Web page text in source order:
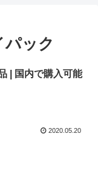
パック
| 国内で購入可能
2020.05.20